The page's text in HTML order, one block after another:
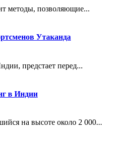
методы, позволяющие...
Утаканда
предстает перед...
в Индии
на высоте около 2 000...